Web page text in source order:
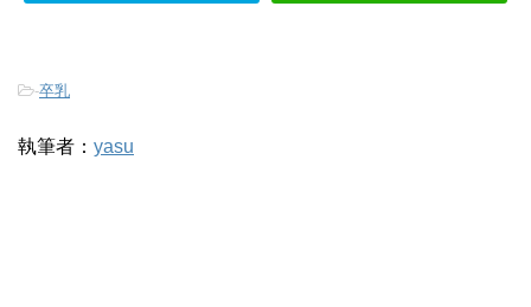
-卒乳
執筆者： yasu